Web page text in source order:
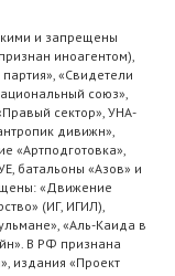
и запрещены
иноагентом),
«Свидетели
союз»,
сектор», УНА-
дивижн»,
«Артподготовка»,
батальоны «Азов» и
«Движение
(ИГ, ИГИЛ),
«Аль-Каида в
В РФ признана
издания «Проект